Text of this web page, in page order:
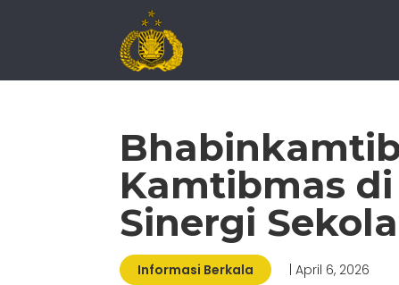
Kamtibmas di
Sinergi
Informasi Berkala | April 6, 2026